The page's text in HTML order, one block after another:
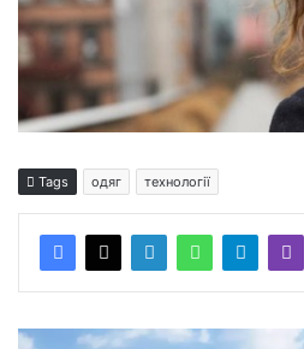
Tags одяг технології